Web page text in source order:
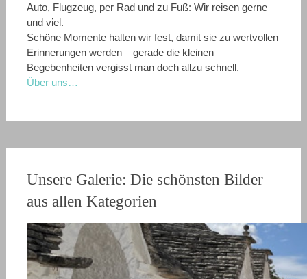
Auto, Flugzeug, per Rad und zu Fuß: Wir reisen gerne
und viel.
Schöne Momente halten wir fest, damit sie zu wertvollen
Erinnerungen werden – gerade die kleinen
Begebenheiten vergisst man doch allzu schnell.
Über uns…
Unsere Galerie: Die schönsten Bilder
aus allen Kategorien